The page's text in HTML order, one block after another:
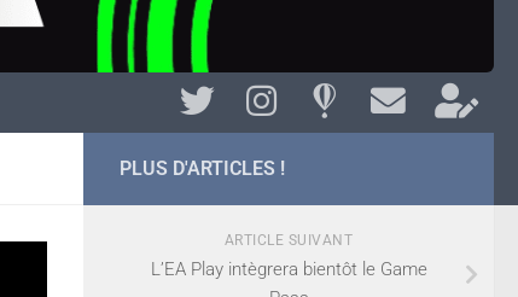
PLUS D'ARTICLES !
ARTICLE SUIVANT
L’EA Play intègrera bientôt le Game